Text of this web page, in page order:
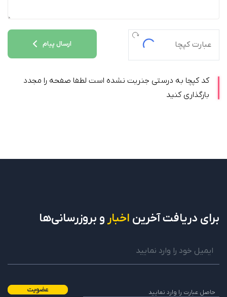
ارسال پیام
کد کپچا به درستی جنریت نشده است لطفا صفحه را مجدد
بارگذاری کنید
برای دریافتآخرین اخبار و بروزرسانی‌ها
عضویت